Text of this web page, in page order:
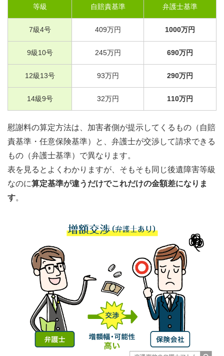
等級 自賠責基準 弁護士基準
7級4号 409万円 1000万円
9級10号 245万円 690万円
12級13号 93万円 290万円
14級9号 32万円 110万円
慰謝料の算定方法は、加害者側が提示してくるもの（自賠
責基準・任意保険基準）と、弁護士が交渉して請求できる
もの（弁護士基準）で異なります。
表を見るとよくわかりますが、そもそも同じ後遺障害等級
なのに算定基準が違うだけでこれだけの金額差になりま
す。